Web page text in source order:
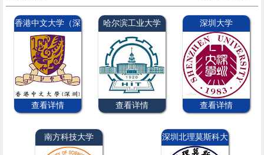
香港中文大学（深
圳）
查看详情
哈尔滨工业大学
（深圳）
查看详情
深圳大学
查看详情
南方科技大学
深圳北理莫斯科大